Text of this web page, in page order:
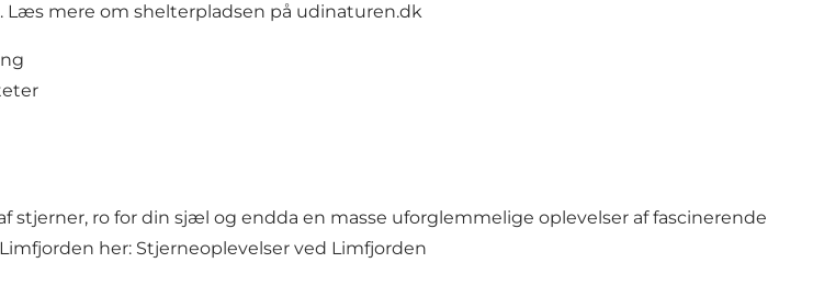
Læs mere om shelterpladsen på udinaturen.dk
ro for din sjæl og endda en masse uforglemmelige oplevelser af fascinerende
her: Stjerneoplevelser ved Limfjorden